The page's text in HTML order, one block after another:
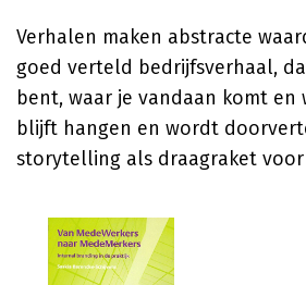
Verhalen maken abstracte
goed verteld bedrijfsverhaal,
bent, waar je vandaan komt en
blijft hangen en wordt
storytelling als draagraket